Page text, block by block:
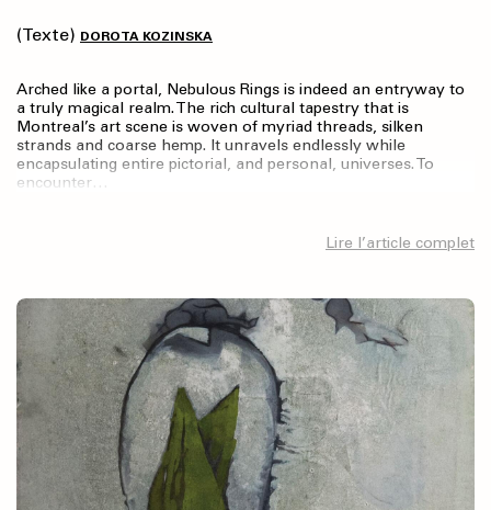
(Texte) DOROTA KOZINSKA
Arched like a portal, Nebulous Rings is indeed an entryway to
a truly magical realm. The rich cultural tapestry that is
Montreal’s art scene is woven of myriad threads, silken
strands and coarse hemp. It unravels endlessly while
encapsulating entire pictorial, and personal, universes. To
encounter…
Lire l’article complet